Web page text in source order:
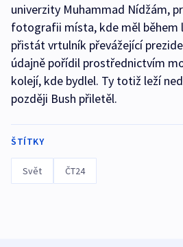
univerzity Muhammad Nídžám,
fotografii místa, kde měl během
přistát vrtulník převážející
údajně pořídil prostřednictvím
kolejí, kde bydlel. Ty totiž leží
později Bush přiletěl.
ŠTÍTKY
Svět ČT24